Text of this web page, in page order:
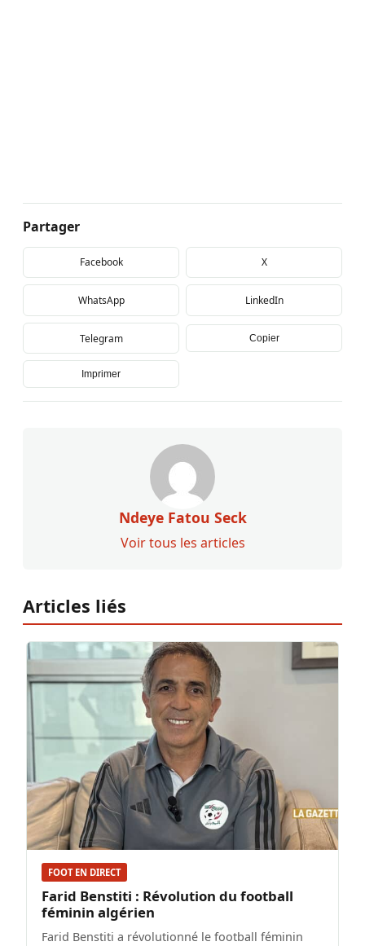
Partager
Facebook X
WhatsApp LinkedIn
Telegram Copier
Imprimer
Ndeye Fatou Seck
Voir tous les articles
Articles liés
FOOT EN DIRECT
Farid Benstiti : Révolution du football
féminin algérien
Farid Benstiti a révolutionné le football féminin